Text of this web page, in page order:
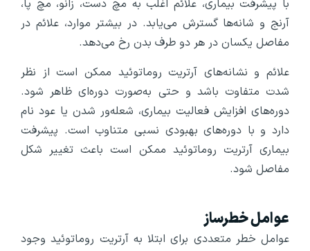
با پیشرفت بیماری، علائم اغلب به مچ دست، زانو، مچ پا،
آرنج و شانه‌ها گسترش می‌یابد. در بیشتر موارد، علائم در
مفاصل یکسان در هر دو طرف بدن رخ می‌دهد.
علائم و نشانه‌های آرتریت روماتوئید ممکن است از نظر
شدت متفاوت باشد و حتی به‌صورت دوره‌ای ظاهر شود.
دوره‌های افزایش فعالیت بیماری، شعله‌ور شدن یا عود نام
دارد و با دوره‌های بهبودی نسبی متناوب است. پیشرفت
بیماری آرتریت روماتوئید ممکن است باعث تغییر شکل
مفاصل شود.
عوامل خطرساز
عوامل خطر متعددی برای ابتلا به آرتریت روماتوئید وجود